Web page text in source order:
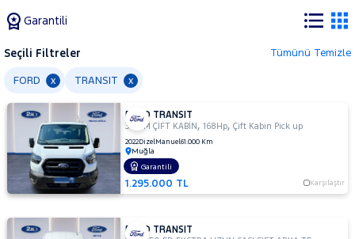
Garantili
Tüm
Araçlar
AUDI
BMC
BMW
BYD
Seçili Filtreler Tümünü Temizle
FORD x TRANSIT x
FORD TRANSIT
350 M ÇİFT KABİN ,168Hp,Çift Kabin Pick up
2022DizelManuel61.000 Km
Muğla
1.295.000 TL Karşılaştır
Garantili
FORD TRANSIT